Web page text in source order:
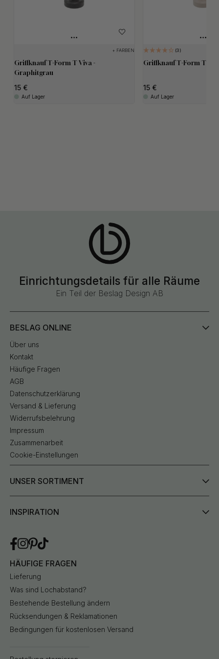
+ FARBEN
Griffknauf T-Form T Viva -
Graphitgrau
15
Auf Lager
3
Griffknauf T-Form T
15
Auf Lager
Einrichtungsdetails für alle Räume
Ein Teil der Beslag Design AB
BESLAG ONLINE
Über uns
Kontakt
Häufige Fragen
AGB
Datenschutzerklärung
Versand & Lieferung
Widerrufsbelehrung
Impressum
Zusammenarbeit
Cookie-Einstellungen
UNSER SORTIMENT
INSPIRATION
HÄUFIGE FRAGEN
Lieferung
Was sind Lochabstand?
Bestehende Bestellung ändern
Rücksendungen & Reklamationen
Bedingungen für kostenlosen Versand